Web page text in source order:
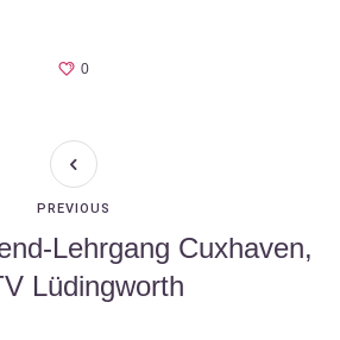
0
Lehrgang Cuxhaven,
Lüdingworth
PREVIOUS